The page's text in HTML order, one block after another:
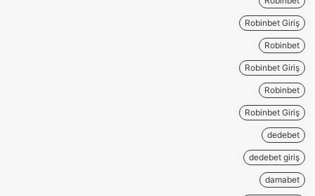
Robinbet Giriş
Robinbet
Robinbet Giriş
Robinbet
Robinbet Giriş
dedebet
dedebet giriş
damabet